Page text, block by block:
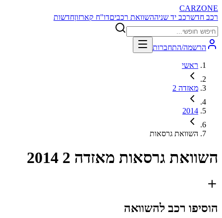
CARZONE
רכב חדשרכב יד שניההשוואת רכביםדו"ח קארזוןחדשות
הרשמה/התחברות
ראשי
מאזדה 2
2014
השוואת גרסאות
השוואת גרסאות מאזדה 2 2014
הוסיפו רכב להשוואה